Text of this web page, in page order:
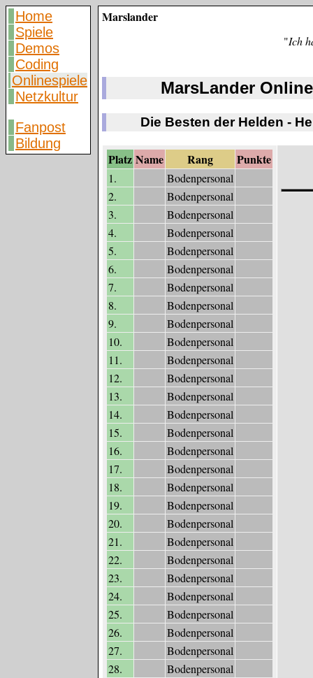
Home
Spiele
Demos
Coding
Onlinespiele
Netzkultur
Fanpost
Bildung
Marslander
"Ich
MarsLander
Die Besten der Helden -
Platz Name Rang Punkte
1.
Bodenpersonal
2.
Bodenpersonal
3.
Bodenpersonal
4.
Bodenpersonal
5.
Bodenpersonal
6.
Bodenpersonal
7.
Bodenpersonal
8.
Bodenpersonal
9.
Bodenpersonal
10.
Bodenpersonal
11.
Bodenpersonal
12.
Bodenpersonal
13.
Bodenpersonal
14.
Bodenpersonal
15.
Bodenpersonal
16.
Bodenpersonal
17.
Bodenpersonal
18.
Bodenpersonal
19.
Bodenpersonal
20.
Bodenpersonal
21.
Bodenpersonal
22.
Bodenpersonal
23.
Bodenpersonal
24.
Bodenpersonal
25.
Bodenpersonal
26.
Bodenpersonal
27.
Bodenpersonal
28.
Bodenpersonal